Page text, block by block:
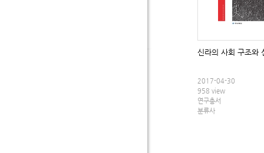
신라의 사회 구조와
2017-04-30
958 view
연구총서
분류사